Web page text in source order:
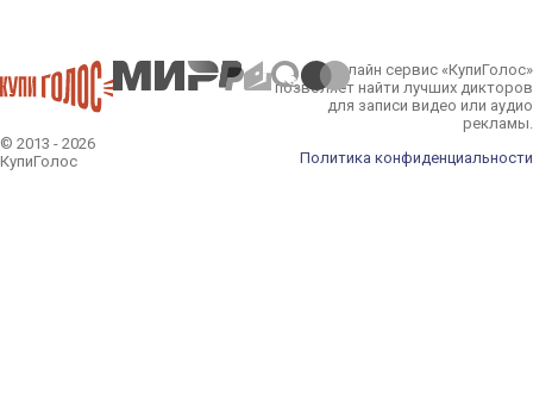
© 2013 - 2026
КупиГолос
Онлайн сервис «КупиГолос»
позволяет найти лучших дикторов
для записи видео или аудио
рекламы.
Политика конфиденциальности